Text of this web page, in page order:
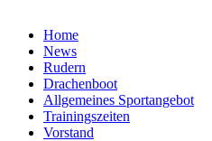
Home
News
Rudern
Drachenboot
Allgemeines Sportangebot
Trainingszeiten
Vorstand